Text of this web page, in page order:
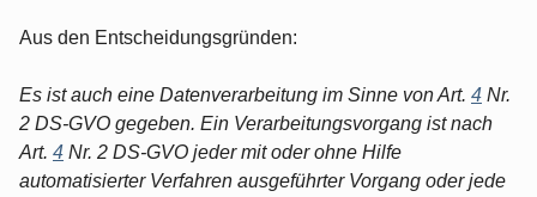
Aus den Entscheidungsgründen:
Es ist auch eine Datenverarbeitung im Sinne von Art. 4 Nr.
2 DS-GVO gegeben. Ein Verarbeitungsvorgang ist nach
Art. 4 Nr. 2 DS-GVO jeder mit oder ohne Hilfe
automatisierter Verfahren ausgeführter Vorgang oder jede